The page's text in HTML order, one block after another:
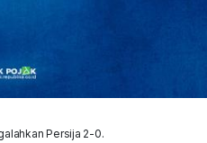
Persija 2-0.